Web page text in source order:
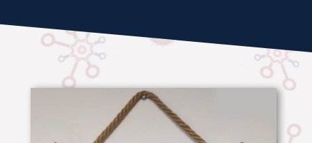
utilaje pentru acces rapid la panourile